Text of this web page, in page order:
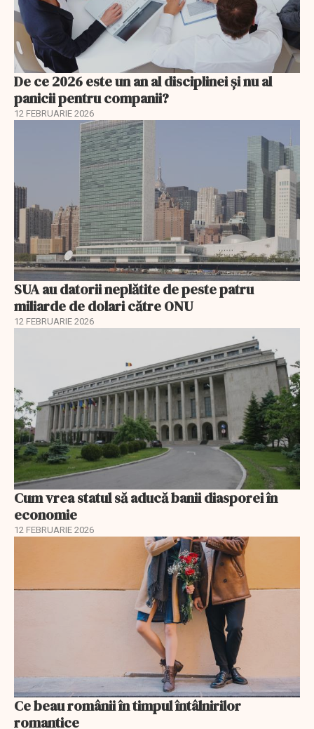
De ce 2026 este un an al disciplinei și nu al
panicii pentru companii?
12 FEBRUARIE 2026
SUA au datorii neplătite de peste patru
miliarde de dolari către ONU
12 FEBRUARIE 2026
Cum vrea statul să aducă banii diasporei în
economie
12 FEBRUARIE 2026
Ce beau românii în timpul întâlnirilor
romantice